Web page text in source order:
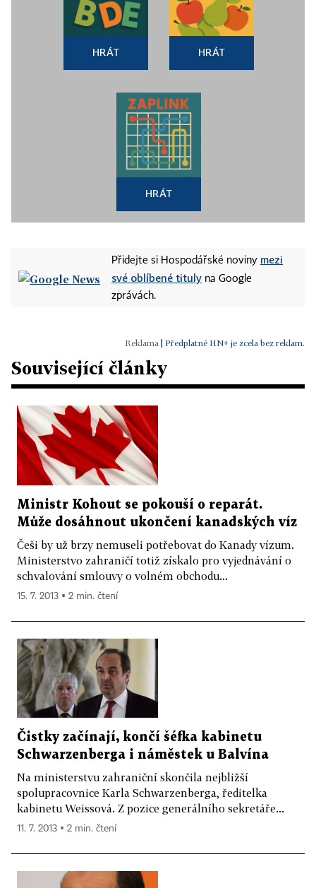
HRÁT HRÁT
HRÁT
Přidejte si Hospodářské noviny mezi
své oblíbené tituly na Google
zprávách.
Předplatné HN+ je zcela bez reklam.
Související články
Ministr Kohout se pokouší o reparát.
Může dosáhnout ukončení kanadských víz
Češi by už brzy nemuseli potřebovat do Kanady vízum.
Ministerstvo zahraničí totiž získalo pro vyjednávání o
schvalování smlouvy o volném obchodu...
15. 7. 2013 ▪ 2 min. čtení
Čistky začínají, končí šéfka kabinetu
Schwarzenberga i náměstek u Balvína
Na ministerstvu zahraniční skončila nejbližší
spolupracovnice Karla Schwarzenberga, ředitelka
kabinetu Weissová. Z pozice generálního sekretáře...
11. 7. 2013 ▪ 2 min. čtení